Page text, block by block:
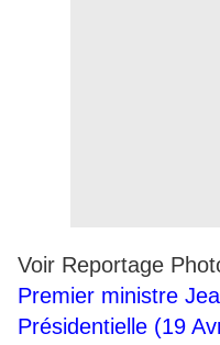
Voir Reportage
Premier ministre
Présidentielle (19